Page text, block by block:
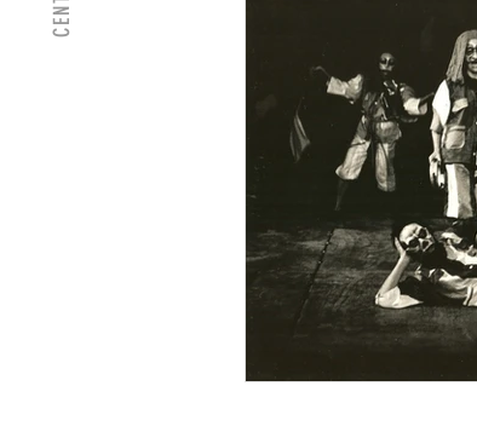
Proyectos y actividades
Proyectos creativos